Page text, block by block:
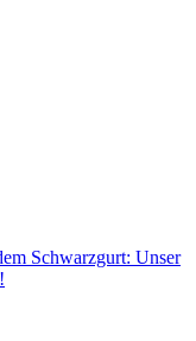
Schwarzgurt: Unser